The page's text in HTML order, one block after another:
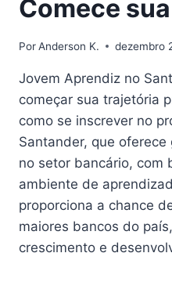
Comece
PorAnderson K. dezembro
Jovem Aprendiz no
começar sua trajetória
como se inscrever no
Santander, que
no setor bancário, com
ambiente de
proporciona a chance
maiores bancos do
crescimento e